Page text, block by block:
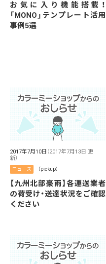
お気に入り機能搭載！
「MONO」テンプレート活用
事例5選
2017年7月10日 （2017年7月13日 更
新）
ニュース （pickup）
【九州北部豪雨】各運送業者
の荷受け・送達状況をご確認
ください